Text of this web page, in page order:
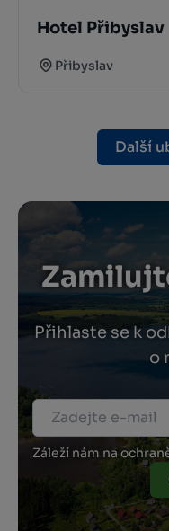
Hotel Přibyslav
Přibyslav
Další
Přihlaste se k
o
Záleží nám na